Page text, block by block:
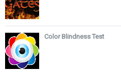
Color Blindness Test